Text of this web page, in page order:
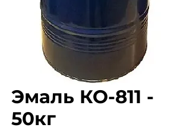
Эмаль КО-811 -
50кг